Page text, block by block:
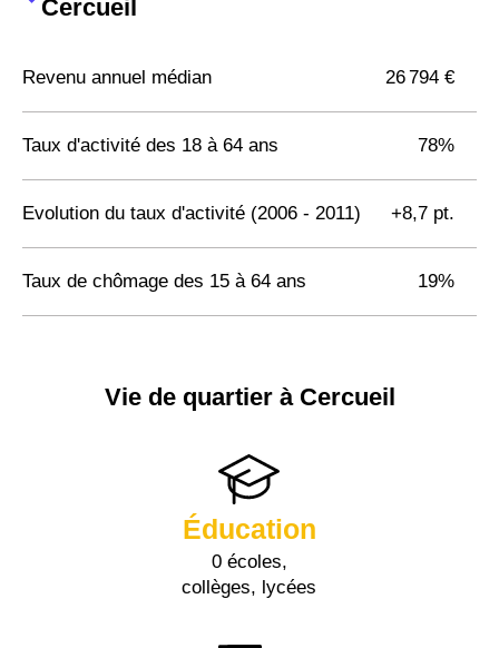
Cercueil
Revenu annuel médian 26 794 €
Taux d'activité des 18 à 64 ans 78%
Evolution du taux d'activité (2006 - 2011) +8,7 pt.
Taux de chômage des 15 à 64 ans 19%
Vie de quartier à Cercueil
Éducation
0 écoles,
collèges, lycées